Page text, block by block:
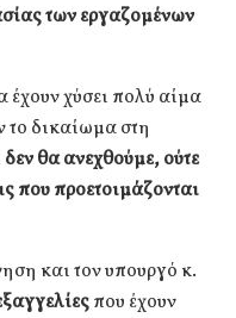
των εργαζομένων
έχουν χύσει πολύ αίμα
το δικαίωμα στη
δεν θα ανεχθούμε, ούτε
που προετοιμάζονται
και τον υπουργό κ.
που έχουν